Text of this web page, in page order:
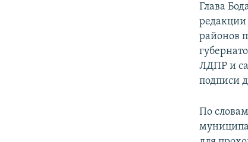
Глава
редакции
районов
ЛДПР и
подписи
По